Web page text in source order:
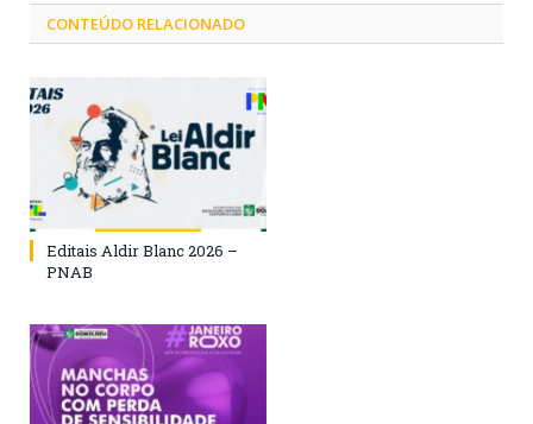
CONTEÚDO RELACIONADO
Editais Aldir Blanc 2026 –
PNAB